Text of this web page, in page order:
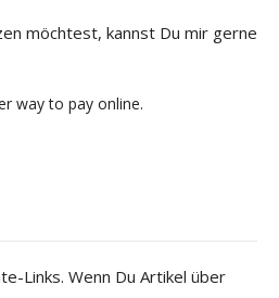
möchtest, kannst Du mir gerne
Links. Wenn Du Artikel über